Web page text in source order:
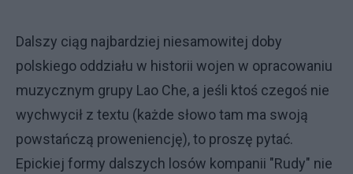
Dalszy ciąg najbardziej niesamowitej doby
polskiego oddziału w historii wojen w opracowaniu
muzycznym grupy Lao Che, a jeśli ktoś czegoś nie
wychwycił z textu (każde słowo tam ma swoją
powstańczą proweniencję), to proszę pytać.
Epickiej formy dalszych losów kompanii "Rudy" nie